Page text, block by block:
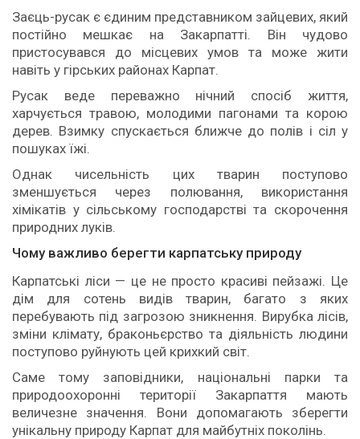
Заєць-русак є єдиним представником зайцевих, який
постійно мешкає на Закарпатті. Він чудово
пристосувався до місцевих умов та може жити
навіть у гірських районах Карпат.
Русак веде переважно нічний спосіб життя,
харчується травою, молодими пагонами та корою
дерев. Взимку спускається ближче до полів і сіл у
пошуках їжі.
Однак чисельність цих тварин поступово
зменшується через полювання, використання
хімікатів у сільському господарстві та скорочення
природних луків.
Чому важливо берегти карпатську природу
Карпатські ліси — це не просто красиві пейзажі. Це
дім для сотень видів тварин, багато з яких
перебувають під загрозою зникнення. Вирубка лісів,
зміни клімату, браконьєрство та діяльність людини
поступово руйнують цей крихкий світ.
Саме тому заповідники, національні парки та
природоохоронні території Закарпаття мають
величезне значення. Вони допомагають зберегти
унікальну природу Карпат для майбутніх поколінь.